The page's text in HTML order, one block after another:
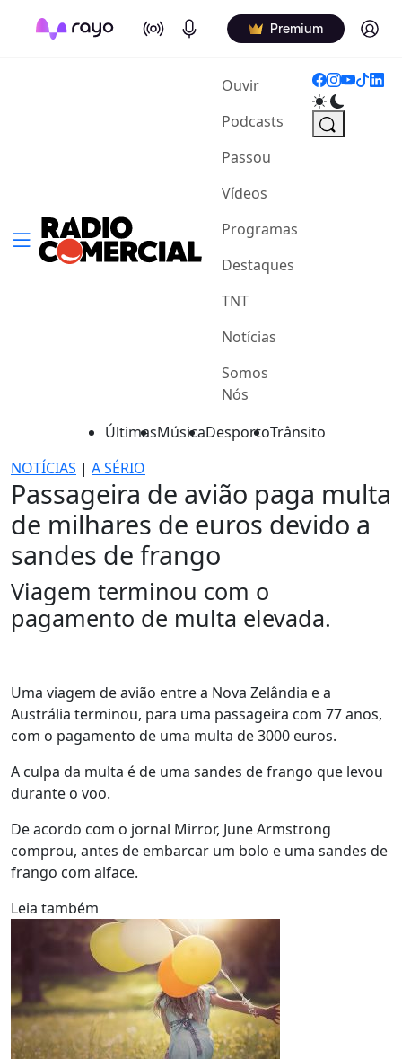
On Air Podcasts Premium Log in
Ouvir(current)
Podcasts
Passou
Vídeos
Programas
Destaques
TNT
Notícias
Somos
Nós
ÚltimasMúsicaDesportoTrânsito
NOTÍCIAS | A SÉRIO
Passageira de avião paga multa
de milhares de euros devido a
sandes de frango
Viagem terminou com o
pagamento de multa elevada.
Uma viagem de avião entre a Nova Zelândia e a
Austrália terminou, para uma passageira com 77 anos,
com o pagamento de uma multa de 3000 euros.
A culpa da multa é de uma sandes de frango que levou
durante o voo.
De acordo com o jornal Mirror, June Armstrong
comprou, antes de embarcar um bolo e uma sandes de
frango com alface.
Leia também